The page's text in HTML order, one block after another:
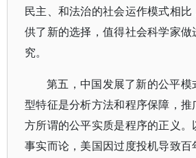
民主、和法治的社会运作模式相
供了新的选择，值得社会科学家
究。
第五，中国发展了新的公平
型特征是分析方法和程序保障，
方所谓的公平实质是程序的正义。
事实而论，美国因过度投机导致百